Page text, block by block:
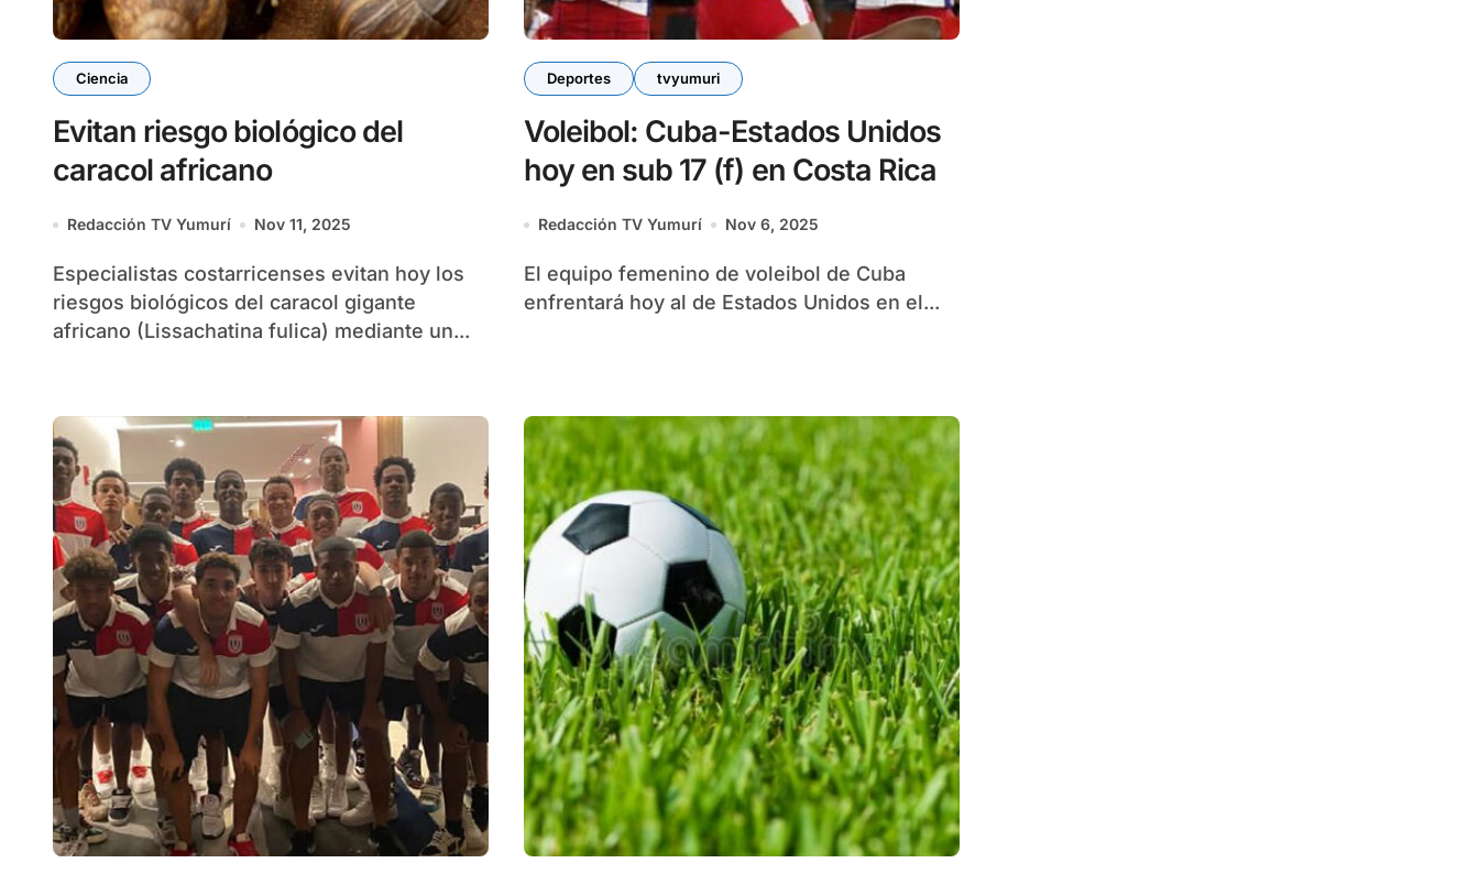
Ciencia
Evitan riesgo biológico del
caracol africano
Redacción TV Yumurí Nov 11, 2025
Especialistas costarricenses evitan hoy los
riesgos biológicos del caracol gigante
africano (Lissachatina fulica) mediante un...
Deportes tvyumuri
Voleibol: Cuba-Estados Unidos
hoy en sub 17 (f) en Costa Rica
Redacción TV Yumurí Nov 6, 2025
El equipo femenino de voleibol de Cuba
enfrentará hoy al de Estados Unidos en el...